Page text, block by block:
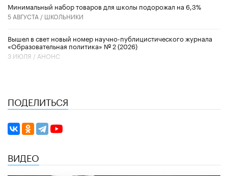
Минимальный набор товаров для школы подорожал на 6,3%
5 АВГУСТА / ШКОЛЬНИКИ
Вышел в свет новый номер научно-публицистического журнала
«Образовательная политика» № 2 (2026)
3 ИЮЛЯ / АНОНС
ПОДЕЛИТЬСЯ
ВИДЕО